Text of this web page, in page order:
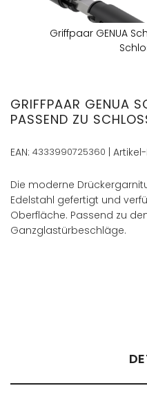
Griffpaar GENUA
der
Bildergalerie
springen
GRIFFPAAR GENUA
PASSEND ZU
EAN: 4333990725360 |
Die moderne
Edelstahl gefertigt und
Oberfläche. Passend zu
Ganzglastürbeschläge.